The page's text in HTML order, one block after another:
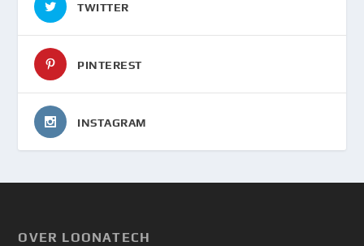
TWITTER
PINTEREST
INSTAGRAM
OVER LOONATECH